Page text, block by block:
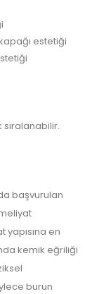
estetiği
başvurulan
en
kemik eğriliği
burun